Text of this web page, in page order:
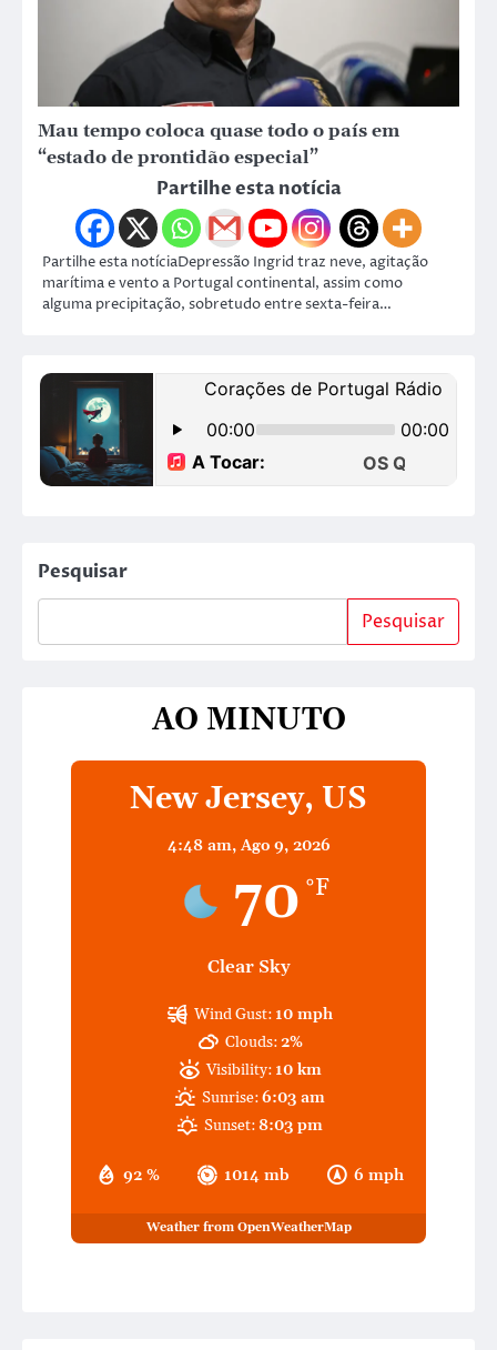
Mau tempo coloca quase todo o país em
“estado de prontidão especial”
Partilhe esta notícia
Partilhe esta notíciaDepressão Ingrid traz neve, agitação
marítima e vento a Portugal continental, assim como
alguma precipitação, sobretudo entre sexta-feira…
Pesquisar
Pesquisar
AO MINUTO
New Jersey, US
4:48 am, Ago 9, 2026
70 °F
Clear Sky
92 % 1014 mb 6 mph
Wind Gust: 10 mph
Clouds:2%
Visibility: 10 km
Sunrise:6:03 am
Sunset:8:03 pm
Weather from OpenWeatherMap